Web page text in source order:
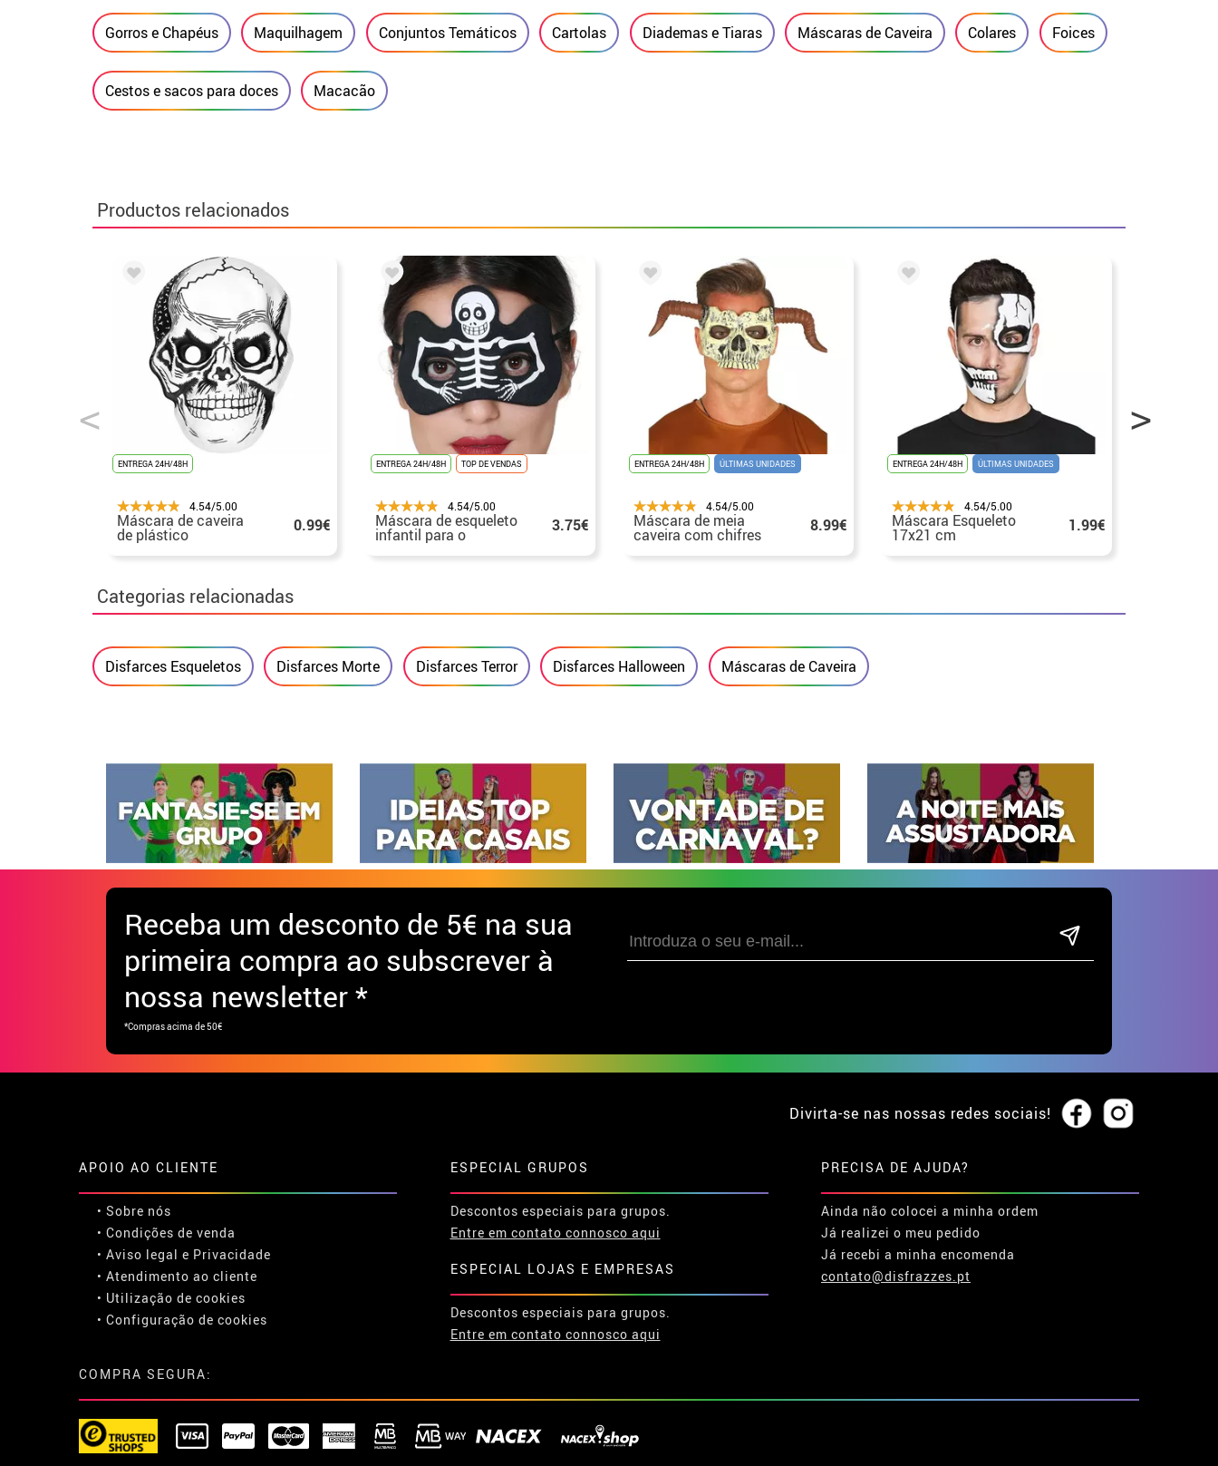
Gorros e Chapéus Maquilhagem Conjuntos Temáticos Cartolas Diademas e Tiaras Máscaras de Caveira Colares Foices
Cestos e sacos para doces Macacão
Productos relacionados
ENTREGA 24H/48H
4.54/5.00
Máscara de caveira
de plástico 0.99€
ENTREGA 24H/48H TOP DE VENDAS
4.54/5.00
Máscara de esqueleto
infantil para o
Halloween
3.75€
ENTREGA 24H/48H ÚLTIMAS UNIDADES
4.54/5.00
Máscara de meia
caveira com chifres 8.99€
ENTREGA 24H/48H ÚLTIMAS UNIDADES
4.54/5.00
Máscara Esqueleto
17x21 cm 1.99€
Categorias relacionadas
Disfarces Esqueletos Disfarces Morte Disfarces Terror Disfarces Halloween Máscaras de Caveira
Receba um desconto de 5€ na sua
primeira compra ao subscrever à
nossa newsletter *
*Compras acima de 50€
Divirta-se nas nossas redes sociais!
APOIO AO CLIENTE
• Sobre nós
• Condições de venda
• Aviso legal e Privacidade
• Atendimento ao cliente
• Utilização de cookies
• Configuração de cookies
ESPECIAL GRUPOS
Descontos especiais para grupos.
Entre em contato connosco aqui
ESPECIAL LOJAS E EMPRESAS
Descontos especiais para grupos.
Entre em contato connosco aqui
PRECISA DE AJUDA?
Ainda não colocei a minha ordem
Já realizei o meu pedido
Já recebi a minha encomenda
contato@disfrazzes.pt
COMPRA SEGURA: